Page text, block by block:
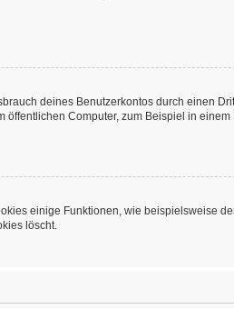
deines Benutzerkontos durch einen
Computer, zum Beispiel in einem
einige Funktionen, wie beispielsweise
löscht.